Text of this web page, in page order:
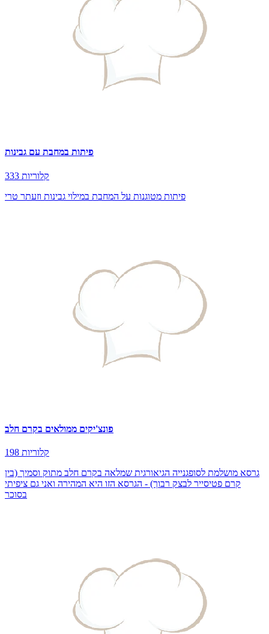
פיתות במחבת עם גבינות
333 קלוריות
פיתות מטוגנות על המחבת במילוי גבינות וזעתר טרי
פונצ'יקים ממולאים בקרם חלב
198 קלוריות
גרסא מושלמת לסופגנייה הגיאורגית שמלאה בקרם חלב מתוק וסמיך (בין
קרם פטיסייר לבצק רבוך) - הגרסא הזו היא המהירה ואני גם ציפיתי
בסוכר